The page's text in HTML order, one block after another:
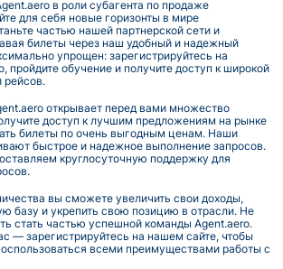
в роли субагента по продаже
для себя новые горизонты в мире
частью нашей партнерской сети и
билеты через наш удобный и надежный
упрощен: зарегистрируйтесь на
пройдите обучение и получите доступ к широкой
рейсов.
открывает перед вами множество
доступ к лучшим предложениям на рынке
билеты по очень выгодным ценам. Наши
быстрое и надежное выполнение запросов.
круглосуточную поддержку для
вы сможете увеличить свои доходы,
базу и укрепить свою позицию в отрасли. Не
стать частью успешной команды Agent.aero.
— зарегистрируйтесь на нашем сайте, чтобы
всеми преимуществами работы с